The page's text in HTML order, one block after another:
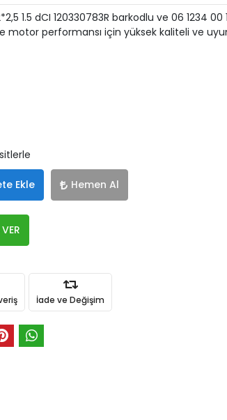
1.5 dCI 120330783R barkodlu ve 06 1234 00
motor performansı için yüksek kaliteli ve
Ekle Hemen Al
İade ve Değişim